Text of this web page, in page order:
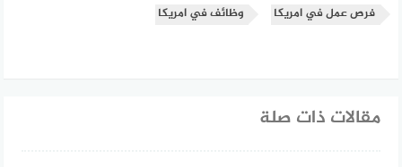
فرص عمل في امريكا
وظائف في امريكا
مقالات ذات صلة